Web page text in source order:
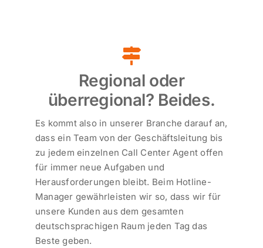
Regional oder
überregional? Beides.
Es kommt also in unserer Branche darauf an,
dass ein Team von der Geschäftsleitung bis
zu jedem einzelnen Call Center Agent offen
für immer neue Aufgaben und
Herausforderungen bleibt. Beim Hotline-
Manager gewährleisten wir so, dass wir für
unsere Kunden aus dem gesamten
deutschsprachigen Raum jeden Tag das
Beste geben.